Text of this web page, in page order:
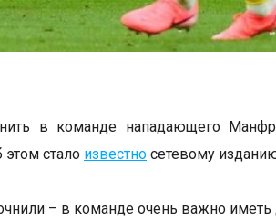
в команде нападающего
этом стало известно сетевому
– в команде очень важно